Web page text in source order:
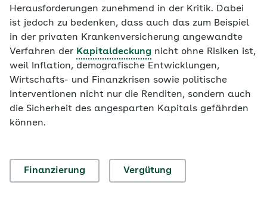
Herausforderungen zunehmend in der Kritik. Dabei
ist jedoch zu bedenken, dass auch das zum Beispiel
in der privaten Krankenversicherung angewandte
Verfahren der Kapitaldeckung nicht ohne Risiken ist,
weil Inflation, demografische Entwicklungen,
Wirtschafts- und Finanzkrisen sowie politische
Interventionen nicht nur die Renditen, sondern auch
die Sicherheit des angesparten Kapitals gefährden
können.
Finanzierung Vergütung